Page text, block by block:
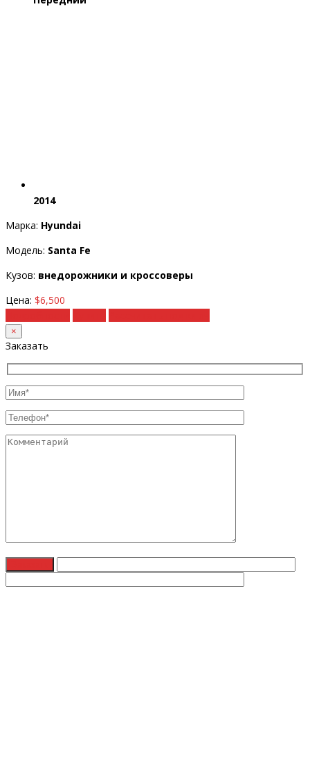
2014
Марка: Hyundai
Модель: Santa Fe
Кузов: внедорожники и кроссоверы
Цена: $6,500
×
Заказать